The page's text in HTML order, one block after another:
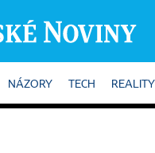
NÁZORY TECH REALITY